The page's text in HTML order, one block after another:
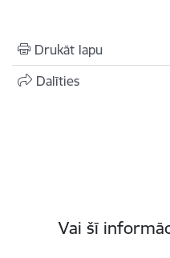
Drukāt lapu
Dalīties
Vai šī